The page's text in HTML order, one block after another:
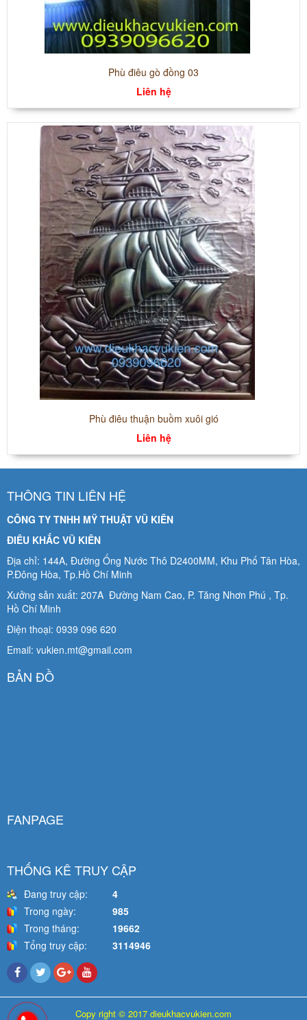
Phù điêu gò đồng 03
Liên hệ
Phù điêu thuận buồm xuôi gió
Liên hệ
THÔNG TIN LIÊN HỆ
CÔNG TY TNHH MỸ THUẬT VŨ KIÊN
ĐIÊU KHẮC VŨ KIÊN
Địa chỉ: 144A, Đường Ống Nước Thô D2400MM, Khu Phố Tân Hòa,
P.Đông Hòa, Tp.Hồ Chí Minh
Xưởng sản xuất: 207A Đường Nam Cao, P. Tăng Nhơn Phú , Tp.
Hồ Chí Minh
Điện thoại: 0939 096 620
Email: vukien.mt@gmail.com
BẢN ĐỒ
FANPAGE
THỐNG KÊ TRUY CẬP
Đang truy cập:
4
Trong ngày:
985
Trong tháng:
19662
Tổng truy cập:
3114946
Copy right © 2017 dieukhacvukien.com